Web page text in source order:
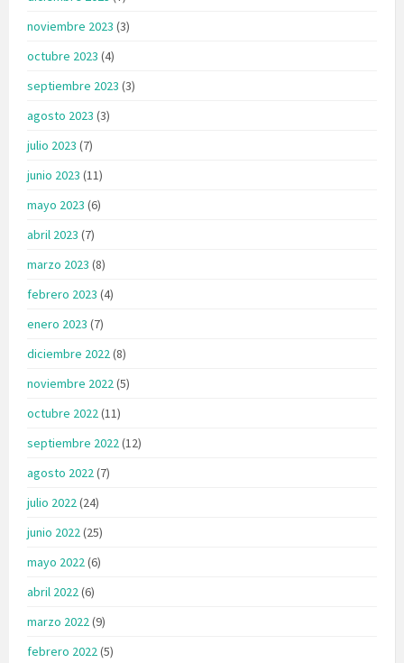
noviembre 2023 (3)
octubre 2023 (4)
septiembre 2023 (3)
agosto 2023 (3)
julio 2023 (7)
junio 2023 (11)
mayo 2023 (6)
abril 2023 (7)
marzo 2023 (8)
febrero 2023 (4)
enero 2023 (7)
diciembre 2022(8)
noviembre 2022(5)
octubre 2022(11)
septiembre 2022(12)
agosto 2022(7)
julio 2022(24)
junio 2022(25)
mayo 2022(6)
abril 2022(6)
marzo 2022(9)
febrero 2022(5)